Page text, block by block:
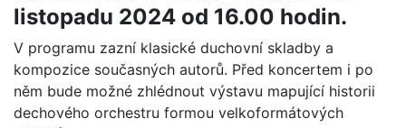
listopadu 2024 od 16.00 hodin.
V programu zazní klasické duchovní skladby a
kompozice současných autorů. Před koncertem i po
něm bude možné zhlédnout výstavu mapující historii
dechového orchestru formou velkoformátových